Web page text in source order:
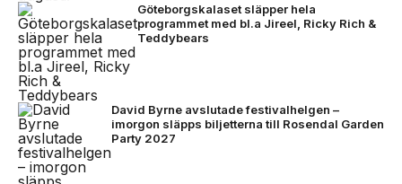
Göteborgskalaset släpper hela
programmet med bl.a Jireel, Ricky Rich &
Teddybears
David Byrne avslutade festivalhelgen –
imorgon släpps biljetterna till Rosendal Garden
Party 2027